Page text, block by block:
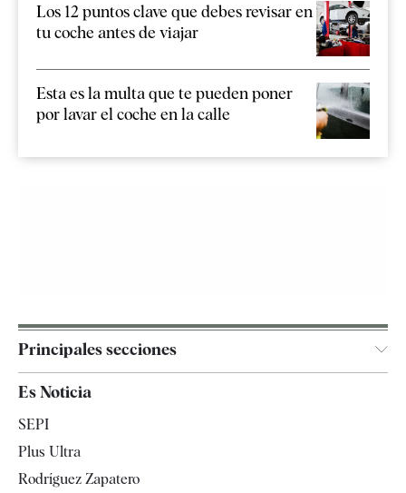
Los 12 puntos clave que debes revisar en
tu coche antes de viajar
Esta es la multa que te pueden poner
por lavar el coche en la calle
Principales secciones
España
Es Noticia
SEPI
Plus Ultra
Rodríguez Zapatero